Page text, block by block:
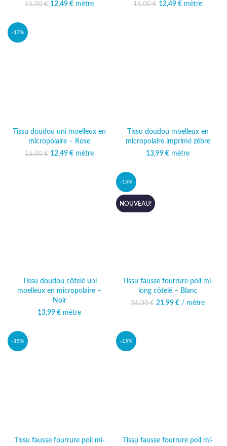
15,00€ Le prix initial était :
12,49 €
Le prix
mètre 15,00€ Le prix initial était :
12,49 €
Le prix
mètre
-17%
Tissu doudou uni moelleux en
micropolaire – Rose
15,00€ Le prix initial était :
12,49 €
Le prix
mètre
Tissu doudou moelleux en
micropolaire imprimé zèbre
13,99 € mètre
Tissu doudou côtelé uni
moelleux en micropolaire –
Noir
13,99 € mètre
-15%
NOUVEAU!
Tissu fausse fourrure poil mi-
long côtelé – Blanc
26,00€
Le prix initial était :
21,99 €
Le prix
/ mètre
-15%
Tissu fausse fourrure poil mi-
-15%
Tissu fausse fourrure poil mi-